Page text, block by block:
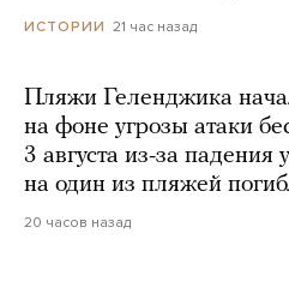
ИСТОРИИ 21 час назад
Пляжи Геленджика
на фоне угрозы атаки
3 августа из-за падения
на один из пляжей
20 часов назад